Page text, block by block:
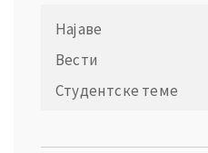
Најаве
Вести
Студентске теме